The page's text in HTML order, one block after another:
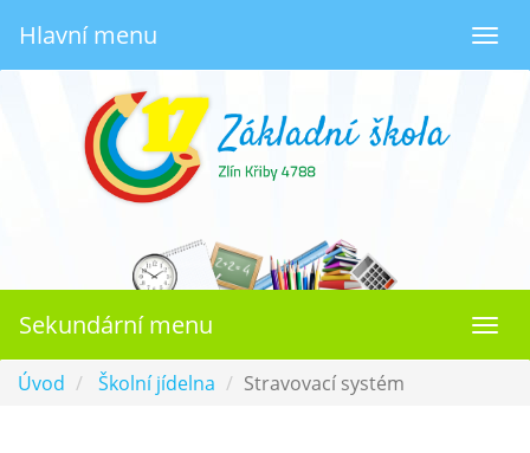
Hlavní menu
Sekundární menu
Úvod Školní jídelna Stravovací systém